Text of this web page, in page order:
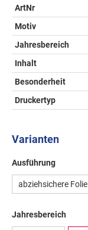
ArtNr
Motiv
Jahresbereich
Inhalt
Besonderheit
Druckertyp
Varianten
Ausführung
abziehsichere Folie
Jahresbereich